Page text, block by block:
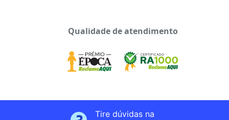
Qualidade de atendimento
Tire dúvidas na